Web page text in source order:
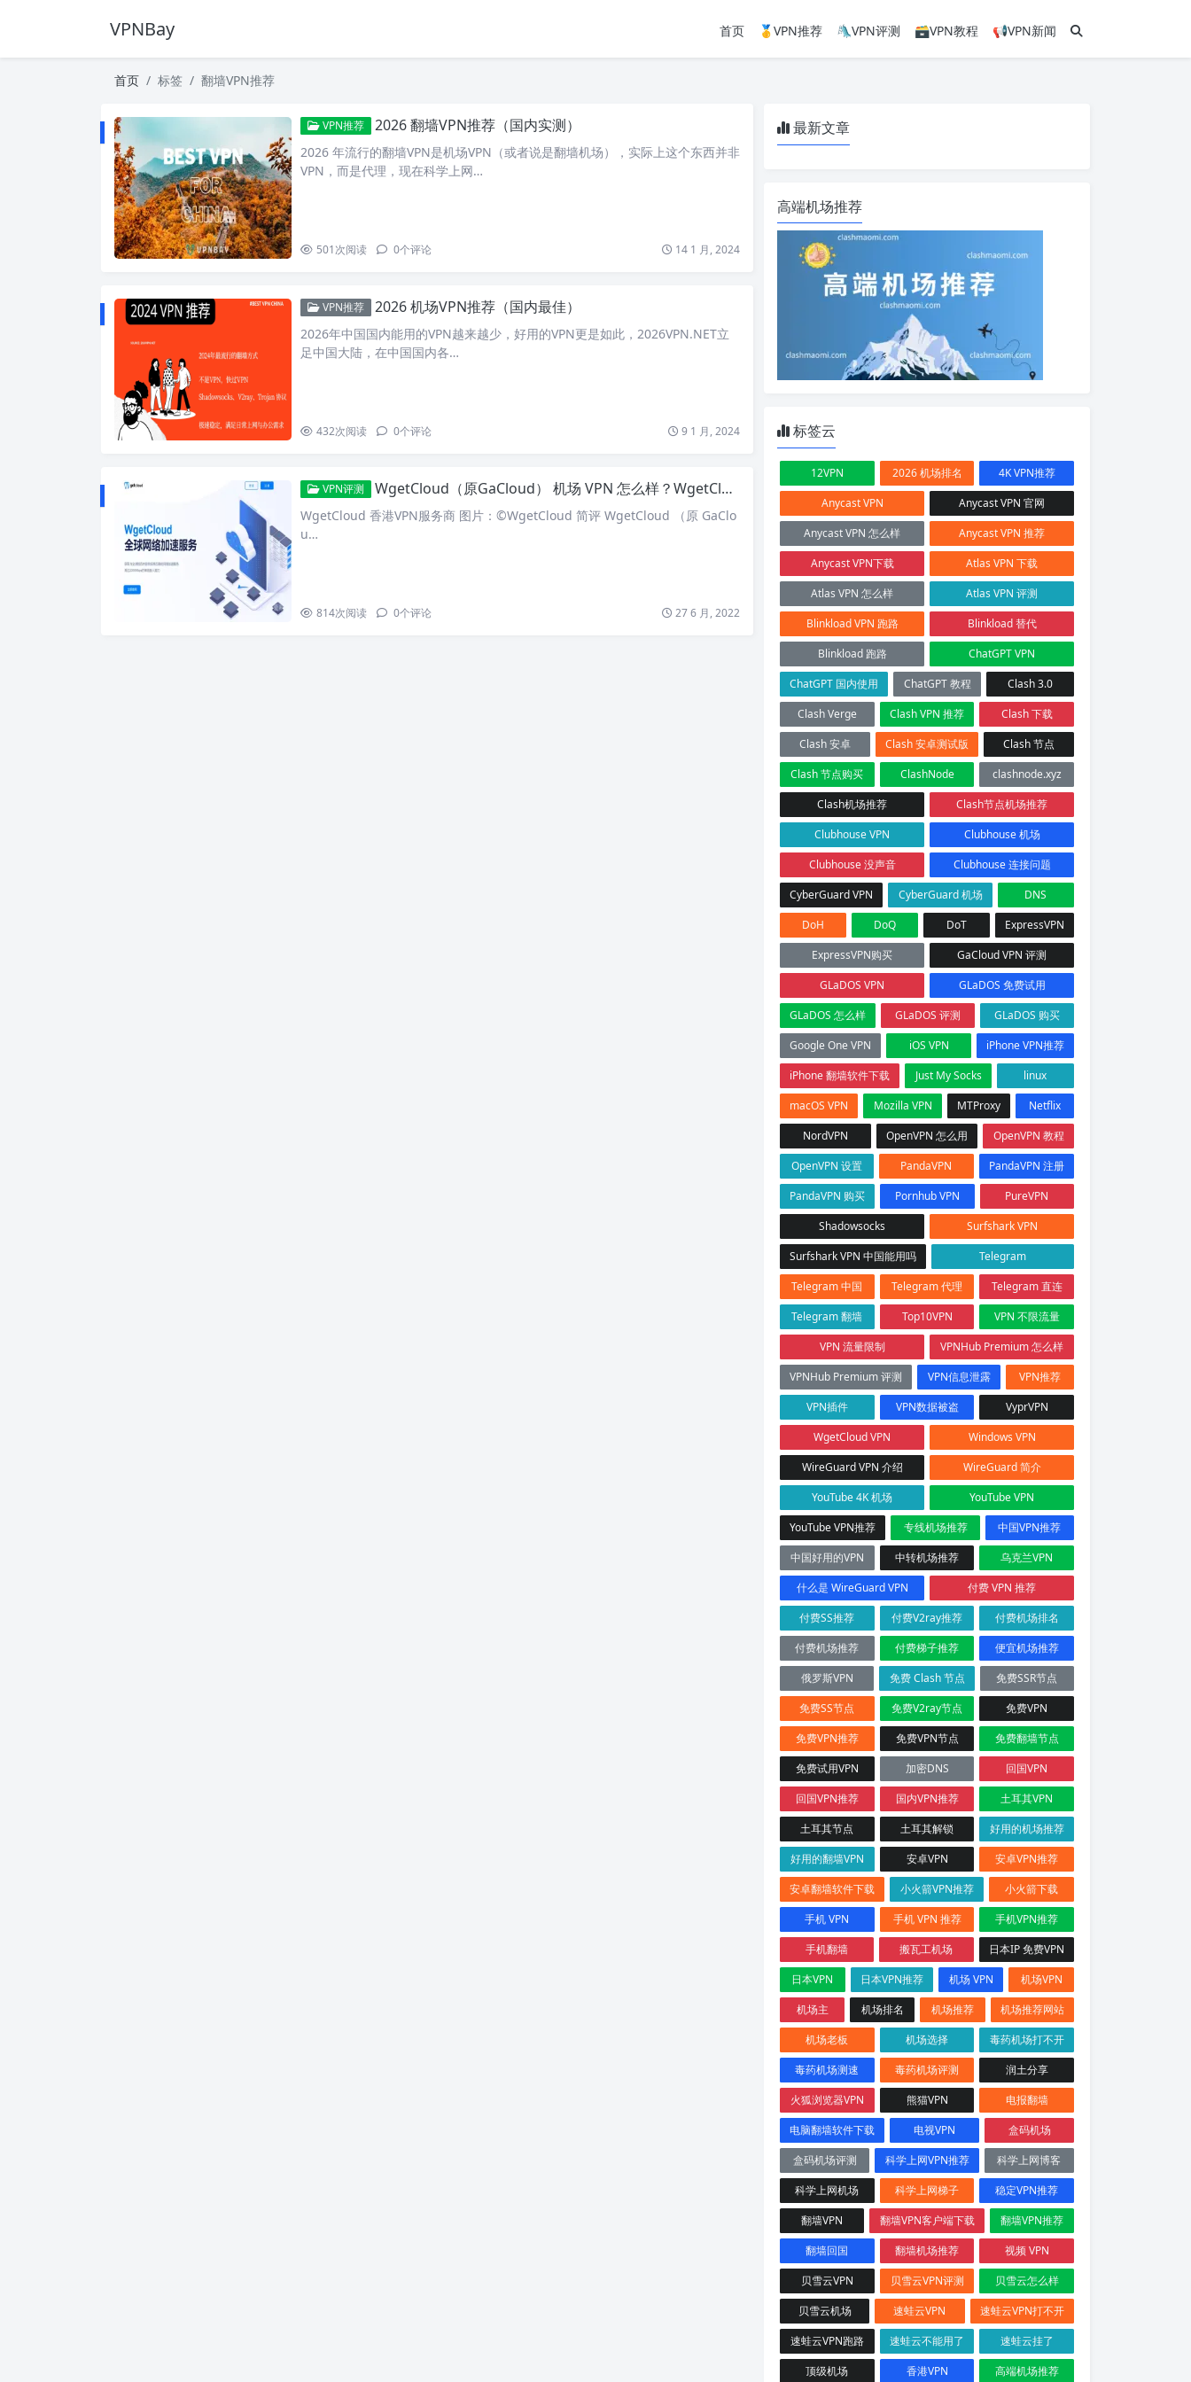
VPNBay 首页 🥇VPN推荐 🛝VPN评测 🗃VPN教程 📢VPN新闻
首页 标签 翻墙VPN推荐
VPN推荐 2026 翻墙VPN推荐（国内实测）
2026 年流行的翻墙VPN是机场VPN（或者说是翻墙机场），实际上这个东西并非
VPN，而是代理，现在科学上网…
501次阅读 0个评论 14 1 月, 2024
VPN推荐 2026 机场VPN推荐（国内最佳）
2026年中国国内能用的VPN越来越少，好用的VPN更是如此，2026VPN.NET立
足中国大陆，在中国国内各…
432次阅读 0个评论 9 1 月, 2024
VPN评测 WgetCloud（原GaCloud） 机场 VPN 怎么样？WgetCloud 全球加速 2025 最新评测
WgetCloud 香港VPN服务商 图片：©WgetCloud 简评 WgetCloud （原 GaClo
u…
814次阅读 0个评论 27 6 月, 2022
最新文章
高端机场推荐
标签云
12VPN 2026 机场排名
4K VPN推荐
Anycast VPN
Anycast VPN 官网
Anycast VPN 怎么样
Anycast VPN 推荐
Anycast VPN下载
Atlas VPN 下载
Atlas VPN 怎么样
Atlas VPN 评测
Blinkload VPN 跑路
Blinkload 替代
Blinkload 跑路
ChatGPT VPN
ChatGPT 国内使用
ChatGPT 教程
Clash 3.0
Clash Verge
Clash VPN 推荐
Clash 下载
Clash 安卓
Clash 安卓测试版
Clash 节点
Clash 节点购买
ClashNode
clashnode.xyz
Clash机场推荐
Clash节点机场推荐
Clubhouse VPN
Clubhouse 机场
Clubhouse 没声音
Clubhouse 连接问题
CyberGuard VPN
CyberGuard 机场
DNS
DoH
DoQ DoT
ExpressVPN
ExpressVPN购买
GaCloud VPN 评测
GLaDOS VPN
GLaDOS 免费试用
GLaDOS 怎么样
GLaDOS 评测
GLaDOS 购买
Google One VPN
iOS VPN
iPhone VPN推荐
iPhone 翻墙软件下载
Just My Socks
linux
macOS VPN
Mozilla VPN MTProxy
Netflix
NordVPN
OpenVPN 怎么用
OpenVPN 教程
OpenVPN 设置
PandaVPN
PandaVPN 注册
PandaVPN 购买
Pornhub VPN
PureVPN
Shadowsocks
Surfshark VPN
Surfshark VPN 中国能用吗
Telegram
Telegram 中国
Telegram 代理
Telegram 直连
Telegram 翻墙
Top10VPN
VPN 不限流量
VPN 流量限制
VPNHub Premium 怎么样
VPNHub Premium 评测
VPN信息泄露
VPN推荐
VPN插件
VPN数据被盗
VyprVPN
WgetCloud VPN
Windows VPN
WireGuard VPN 介绍
WireGuard 简介
YouTube 4K 机场
YouTube VPN
YouTube VPN推荐
专线机场推荐
中国VPN推荐
中国好用的VPN
中转机场推荐
乌克兰VPN
什么是 WireGuard VPN
付费 VPN 推荐
付费SS推荐
付费V2ray推荐
付费机场排名
付费机场推荐
付费梯子推荐
便宜机场推荐
俄罗斯VPN
免费 Clash 节点
免费SSR节点
免费SS节点
免费V2ray节点
免费VPN
免费VPN推荐
免费VPN节点
免费翻墙节点
免费试用VPN
加密DNS
回国VPN
回国VPN推荐
国内VPN推荐
土耳其VPN
土耳其节点
土耳其解锁
好用的机场推荐
好用的翻墙VPN
安卓VPN
安卓VPN推荐
安卓翻墙软件下载
小火箭VPN推荐
小火箭下载
手机 VPN
手机 VPN 推荐
手机VPN推荐
手机翻墙
搬瓦工机场
日本IP 免费VPN
日本VPN
日本VPN推荐 机场 VPN
机场VPN
机场主
机场排名 机场推荐
机场推荐网站
机场老板
机场选择
毒药机场打不开
毒药机场测速
毒药机场评测
润土分享
火狐浏览器VPN
熊猫VPN
电报翻墙
电脑翻墙软件下载
电视VPN
盒码机场
盒码机场评测
科学上网VPN推荐
科学上网博客
科学上网机场
科学上网梯子
稳定VPN推荐
翻墙VPN
翻墙VPN客户端下载
翻墙VPN推荐
翻墙回国
翻墙机场推荐
视频 VPN
贝雪云VPN
贝雪云VPN评测
贝雪云怎么样
贝雪云机场
速蛙云VPN
速蛙云VPN打不开
速蛙云VPN跑路
速蛙云不能用了
速蛙云挂了
顶级机场
香港VPN 高端机场推荐